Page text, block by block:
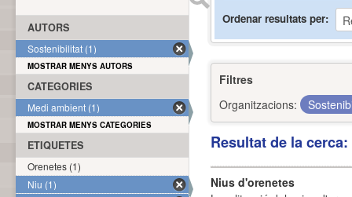
Ordenar resultats per
Filtres
Organitzacions:
Resultat de la
Nius d'orenetes
AUTORS
Sostenibilitat (1)
MOSTRAR MENYS AUTORS
CATEGORIES
Medi ambient (1)
MOSTRAR MENYS CATEGORIES
ETIQUETES
Orenetes (1)
Niu (1)